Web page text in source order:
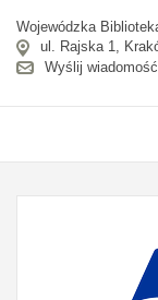
Wojewódzka
ul. Rajska 1,
Wyślij wiadomość